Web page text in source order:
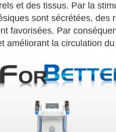
et des tissus. Par la
sont sécrétées,
favorisées. Par
améliorant la circulation